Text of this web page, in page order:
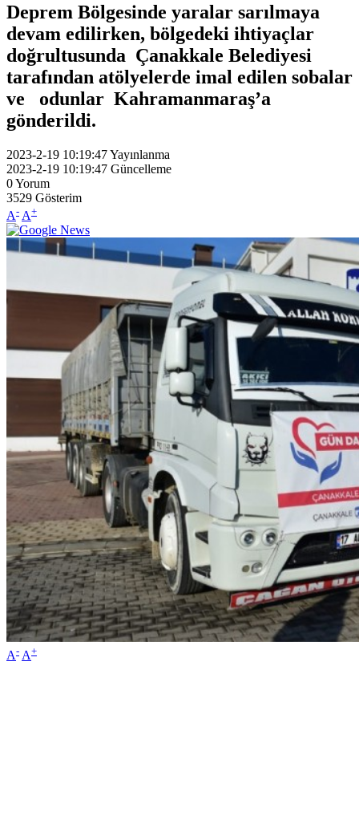
Deprem Bölgesinde yaralar sarılmaya
devam edilirken, bölgedeki ihtiyaçlar
doğrultusunda Çanakkale Belediyesi
tarafından atölyelerde imal edilen sobalar
ve odunlar Kahramanmaraş’a
gönderildi.
2023-2-19 10:19:47Yayınlanma
2023-2-19 10:19:47 Güncelleme
0Yorum
3529 Gösterim
A- A+
A- A+